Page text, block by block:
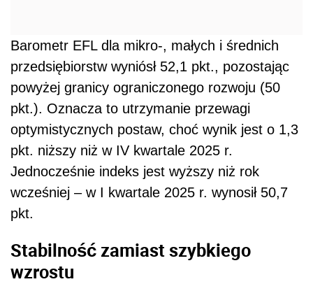
Barometr EFL dla mikro-, małych i średnich
przedsiębiorstw wyniósł 52,1 pkt., pozostając
powyżej granicy ograniczonego rozwoju (50
pkt.). Oznacza to utrzymanie przewagi
optymistycznych postaw, choć wynik jest o 1,3
pkt. niższy niż w IV kwartale 2025 r.
Jednocześnie indeks jest wyższy niż rok
wcześniej – w I kwartale 2025 r. wynosił 50,7
pkt.
Stabilność zamiast szybkiego
wzrostu